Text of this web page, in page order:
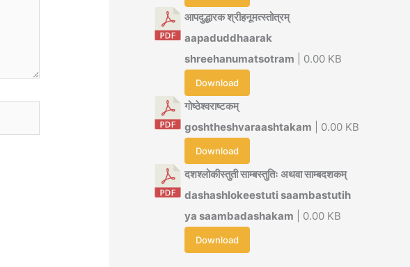
आपदुद्धारक श्रीहनूमत्स्तोत्रम्
aapaduddhaarak
shreehanumatsotram | 0.00 KB
Download
गोष्ठेश्वराष्टकम्
goshtheshvaraashtakam | 0.00 KB
Download
दशश्लोकीस्तुती साम्बस्तुतिः अथवा साम्बदशकम्
dashashlokeestuti saambastutih
ya saambadashakam | 0.00 KB
Download